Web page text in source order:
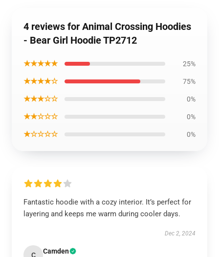
4 reviews for Animal Crossing Hoodies
- Bear Girl Hoodie TP2712
★★★★★ 25%
★★★★☆ 75%
★★★☆☆ 0%
★★☆☆☆ 0%
★☆☆☆☆ 0%
Fantastic hoodie with a cozy interior. It’s perfect for
layering and keeps me warm during cooler days.
Dec 2, 2024
C Camden